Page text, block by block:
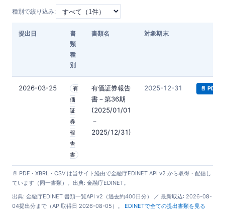
種別で絞り込み:
提出日
書
類
種
別
書類名 対象期末
2026-03-25
有
価
証
券
報
告
書
有価証券報告
書－第36期
(2025/01/01
－
2025/12/31)
2025-12-31 📄 PDF
📄 PDF・XBRL・CSV は当サイト経由で金融庁EDINET API v2 から取得・配信し
ています（同一書類）。出典: 金融庁EDINET。
出典: 金融庁EDINET 書類一覧API v2（過去約400日分） ／ 最新取込: 2026-08-
04提出分まで（API取得日 2026-08-05）。 EDINETで全ての提出書類を見る